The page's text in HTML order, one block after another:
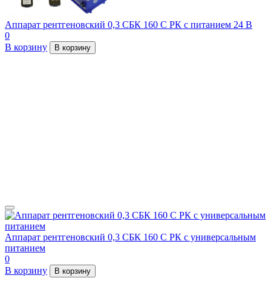
Аппарат рентгеновский 0,3 СБК 160 С РК с питанием 24 В
0
В корзину
В корзину
Аппарат рентгеновский 0,3 СБК 160 С РК с универсальным
питанием
0
В корзину
В корзину